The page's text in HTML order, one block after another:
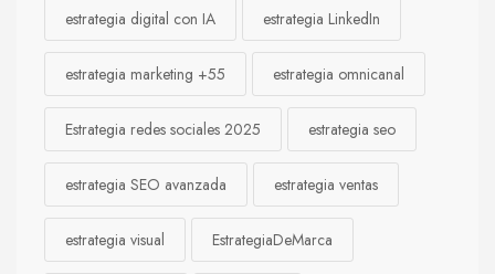
estrategia digital con IA estrategia LinkedIn
estrategia marketing +55 estrategia omnicanal
Estrategia redes sociales 2025 estrategia seo
estrategia SEO avanzada estrategia ventas
estrategia visual EstrategiaDeMarca